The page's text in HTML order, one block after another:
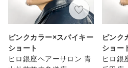
ピンクカラー×スパイキー
ショート
ヒロ銀座ヘアーサロン 青
ピンク
ショー
ヒロ銀